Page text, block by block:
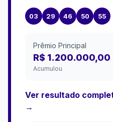
03 29 46 50 55
Prêmio Principal
R$ 1.200.000,00
Acumulou
Ver resultado
→